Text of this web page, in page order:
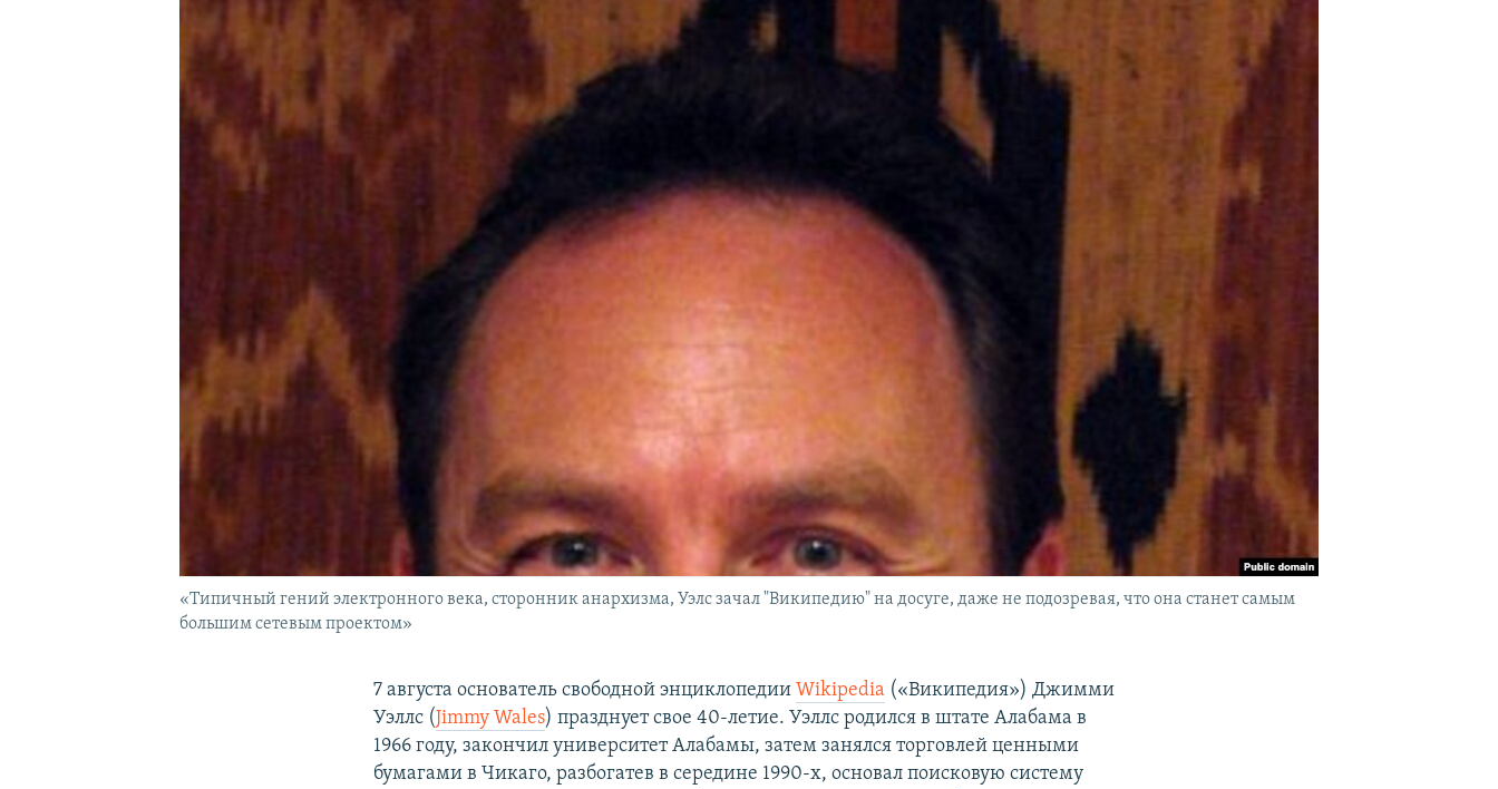
ПОДПИШИТЕСЬ НА РАССЫЛКУ
«Типичный гений электронного века, сторонник анархизма, Уэлс зачал "Википедию" на досуге, даже не подозревая, что она станет самым
большим сетевым проектом»
7 августа основатель свободной энциклопедииWikipedia («Википедия») Джимми
Уэллс (Jimmy Wales) празднует свое 40-летие. Уэллс родился в штате Алабама в
1966 году, закончил университет Алабамы, затем занялся торговлей ценными
бумагами в Чикаго, разбогатев в середине 1990-х, основал поисковую систему